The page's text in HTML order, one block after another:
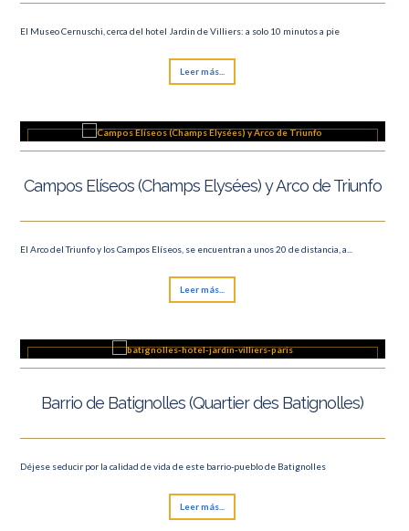
El Museo Cernuschi, cerca del hotel Jardin de Villiers: a solo 10 minutos a pie
Leer más...
Campos Elíseos (Champs Elysées) y Arco de Triunfo
El Arco del Triunfo y los Campos Elíseos, se encuentran a unos 20 de distancia, a...
Leer más...
Barrio de Batignolles (Quartier des Batignolles)
Déjese seducir por la calidad de vida de este barrio-pueblo de Batignolles
Leer más...